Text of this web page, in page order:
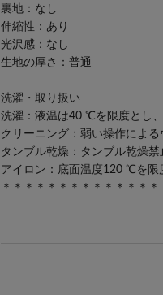
裏地：なし
伸縮性：あり
光沢感：なし
生地の厚さ：普通
洗濯・取り扱い
洗濯：液温は40 ℃を限度とし
クリーニング：弱い操作によ
タンブル乾燥：タンブル乾燥禁
アイロン：底面温度120 ℃を限
＊＊＊＊＊＊＊＊＊＊＊＊＊